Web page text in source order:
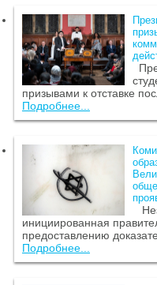
призывами к отставке
Подробнее...
инициированная
предоставлению
Подробнее...